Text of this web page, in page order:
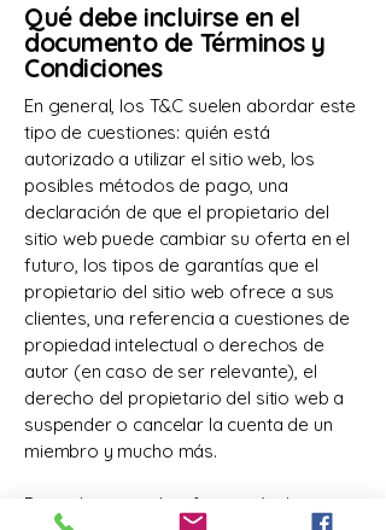
Qué debe incluirse en el
documento de Términos y
Condiciones
En general, los T&C suelen abordar este
tipo de cuestiones: quién está
autorizado a utilizar el sitio web, los
posibles métodos de pago, una
declaración de que el propietario del
sitio web puede cambiar su oferta en el
futuro, los tipos de garantías que el
propietario del sitio web ofrece a sus
clientes, una referencia a cuestiones de
propiedad intelectual o derechos de
autor (en caso de ser relevante), el
derecho del propietario del sitio web a
suspender o cancelar la cuenta de un
miembro y mucho más.
Para obtener más información, lee